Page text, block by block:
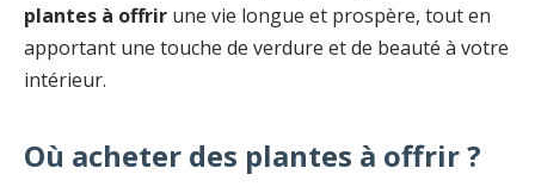
plantes à offrir une vie longue et prospère, tout en
apportant une touche de verdure et de beauté à votre
intérieur.
Où acheter des plantes à offrir ?